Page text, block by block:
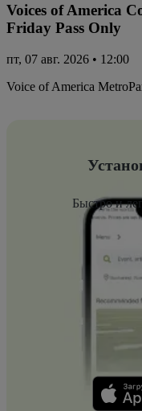
Voices of America
Friday Pass Only
пт, 07 авг. 2026 • 12:00
Voice of America
Быстро и